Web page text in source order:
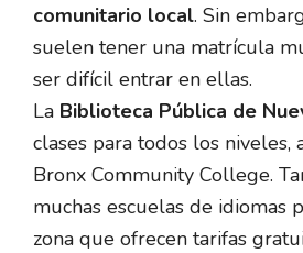
comunitario local. Sin
suelen tener una matrícula
ser difícil entrar en ellas.
La Biblioteca Pública de
clases para todos los
Bronx Community College.
muchas escuelas de idiomas
zona que ofrecen tarifas